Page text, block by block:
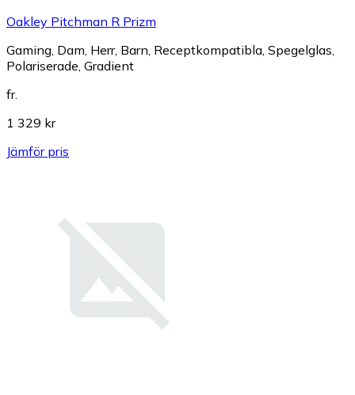
Oakley Pitchman R Prizm
Gaming, Dam, Herr, Barn, Receptkompatibla, Spegelglas,
Polariserade, Gradient
fr.
1 329 kr
Jämför pris